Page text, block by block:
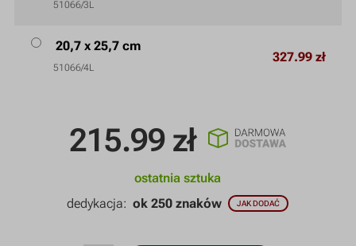
215.99 zł
ostatnia sztuka
dedykacja:ok 250 znaków JAK DODAĆ
51066/3L
20,7 x 25,7 cm
51066/4L
327.99 zł